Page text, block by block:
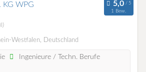
KG WPG
1 Bew.
Westfalen, Deutschland
Ingenieure / Techn. Berufe